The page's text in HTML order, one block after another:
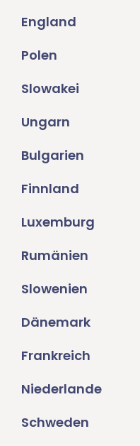
England
Polen
Slowakei
Ungarn
Bulgarien
Finnland
Luxemburg
Rumänien
Slowenien
Dänemark
Frankreich
Niederlande
Schweden